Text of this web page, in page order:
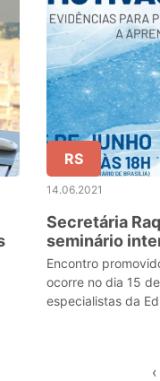
RS
14.06.2021
Secretária
seminário
motivação
Encontro
ocorre no dia 15
especialistas da
‹